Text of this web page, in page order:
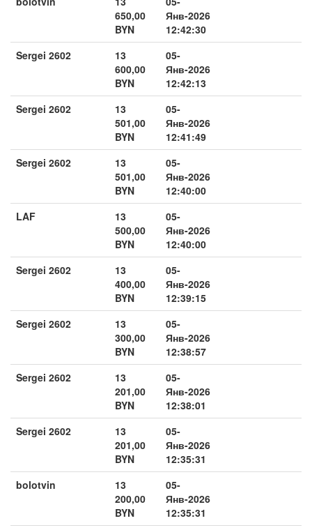
650,00
BYN
Янв-2026
12:42:30
Sergei 2602
13
600,00
BYN
05-
Янв-2026
12:42:13
Sergei 2602
13
501,00
BYN
05-
Янв-2026
12:41:49
Sergei 2602
13
501,00
BYN
05-
Янв-2026
12:40:00
LAF
13
500,00
BYN
05-
Янв-2026
12:40:00
Sergei 2602
13
400,00
BYN
05-
Янв-2026
12:39:15
Sergei 2602
13
300,00
BYN
05-
Янв-2026
12:38:57
Sergei 2602
13
201,00
BYN
05-
Янв-2026
12:38:01
Sergei 2602
13
201,00
BYN
05-
Янв-2026
12:35:31
bolotvin
13
200,00
BYN
05-
Янв-2026
12:35:31